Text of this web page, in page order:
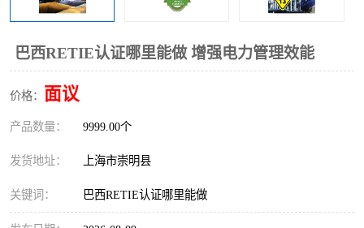
巴西RETIE认证哪里能做 增强电力管理效能
价格： 面议
产品数量： 9999.00个
发货地址： 上海市崇明县
关键词： 巴西RETIE认证哪里能做